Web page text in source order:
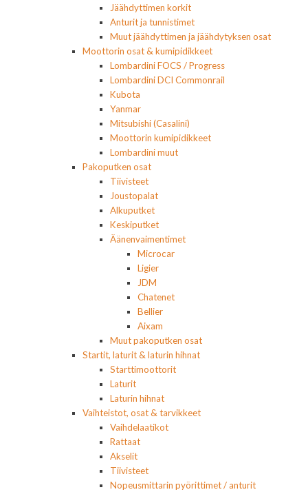
Jäähdyttimen korkit
Anturit ja tunnistimet
Muut jäähdyttimen ja jäähdytyksen osat
Moottorin osat & kumipidikkeet
Lombardini FOCS / Progress
Lombardini DCI Commonrail
Kubota
Yanmar
Mitsubishi (Casalini)
Moottorin kumipidikkeet
Lombardini muut
Pakoputken osat
Tiivisteet
Joustopalat
Alkuputket
Keskiputket
Äänenvaimentimet
Microcar
Ligier
JDM
Chatenet
Bellier
Aixam
Muut pakoputken osat
Startit, laturit & laturin hihnat
Starttimoottorit
Laturit
Laturin hihnat
Vaihteistot, osat & tarvikkeet
Vaihdelaatikot
Rattaat
Akselit
Tiivisteet
Nopeusmittarin pyörittimet / anturit